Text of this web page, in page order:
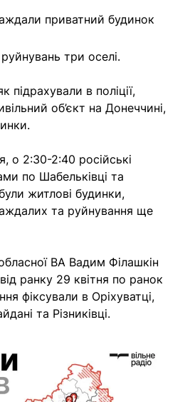
приватний будинок
три оселі.
підрахували в поліції,
об’єкт на Донеччині,
о 2:30-2:40 російські
по Шабельківці та
житлові будинки,
та руйнування ще
ВА Вадим Філашкін
ранку 29 квітня по ранок
фіксували в Оріхуватці,
та Різниківці.